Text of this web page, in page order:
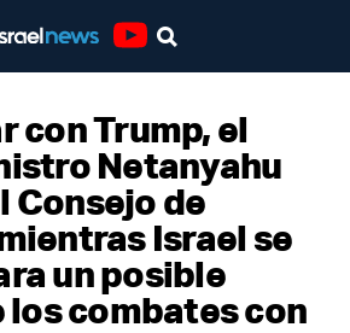
con Trump, el
Netanyahu
Consejo de
Israel se
un posible
los combates con